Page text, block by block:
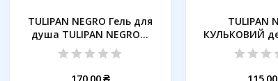
TULIPAN NEGRO Гель для
душа TULIPAN NEGRO...
170,00 ₴
TULIPAN
КУЛЬКОВИЙ